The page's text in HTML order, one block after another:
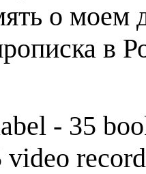
о моем
в
- 35
video